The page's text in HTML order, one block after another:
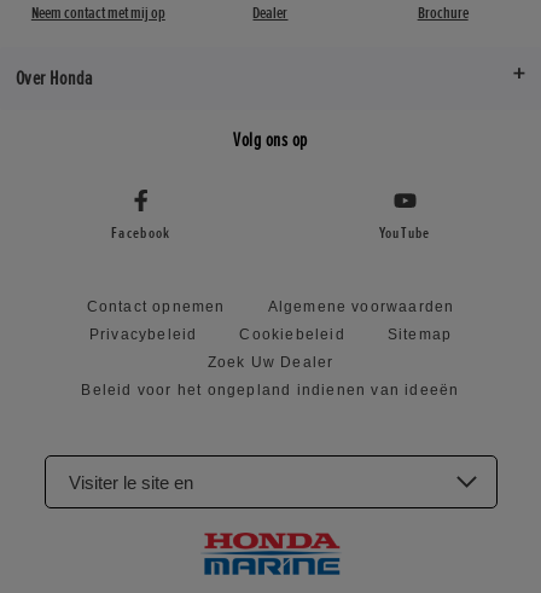
Neem contact met mij op Dealer Brochure
Over Honda
Volg ons op
Facebook YouTube
Contact opnemen
Algemene voorwaarden
Privacybeleid
Cookiebeleid
Sitemap
Zoek Uw Dealer
Beleid voor het ongepland indienen van ideeën
Visiter le site en